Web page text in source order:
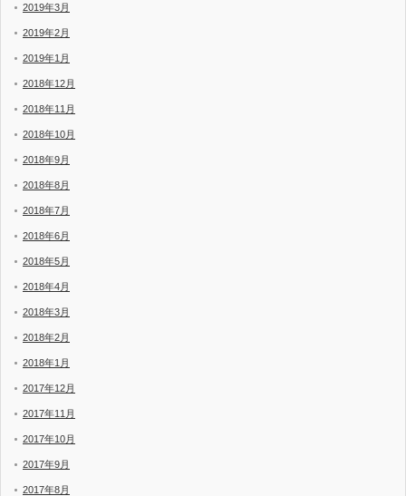
2019年3月
2019年2月
2019年1月
2018年12月
2018年11月
2018年10月
2018年9月
2018年8月
2018年7月
2018年6月
2018年5月
2018年4月
2018年3月
2018年2月
2018年1月
2017年12月
2017年11月
2017年10月
2017年9月
2017年8月